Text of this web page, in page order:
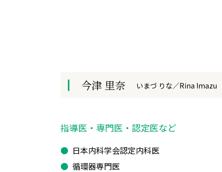
今津 里奈 いまづ りな／Rina Imazu
指導医・専門医・認定医など
日本内科学会認定内科医
循環器専門医